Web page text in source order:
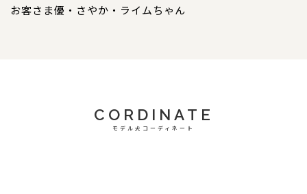
お客さま優・さやか・ライムちゃん
CORDINATE
モデル犬コーディネート